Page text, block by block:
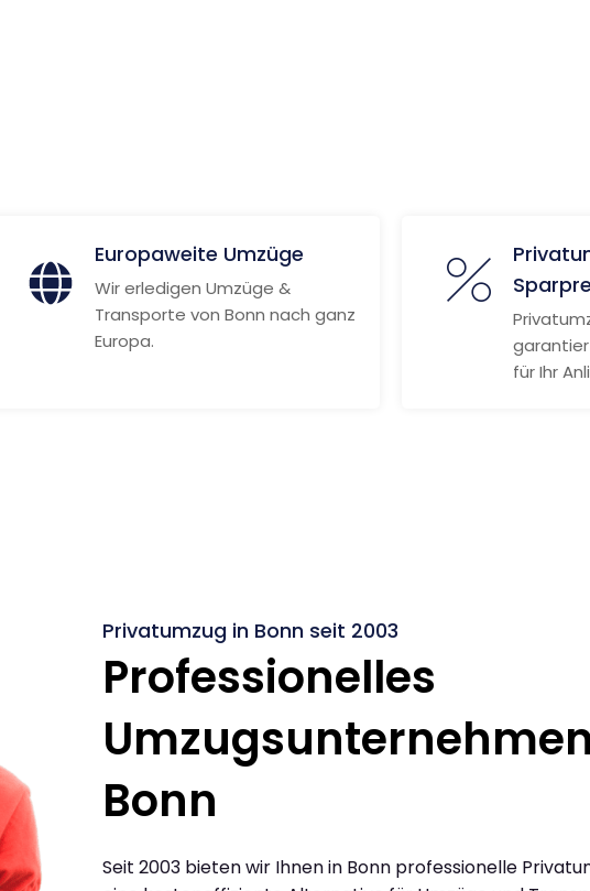
Europaweite Umzüge
Wir erledigen Umzüge &
Transporte von Bonn nach ganz
Europa.
für Ihr
Privatumzug in Bonn seit 2003
Professionelles
Bonn
Seit 2003 bieten wir Ihnen in Bonn professionelle